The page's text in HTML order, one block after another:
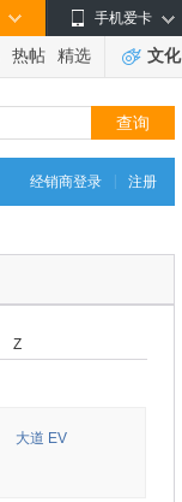
手机爱卡
热帖 精选 文化
经销商登录 注册
Z
大道 EV